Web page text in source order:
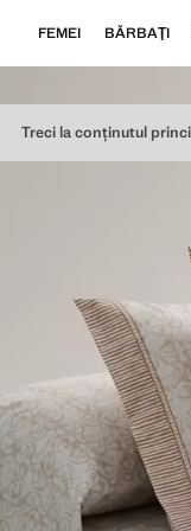
Treci la conținutul
FEMEI BĂRBAŢI